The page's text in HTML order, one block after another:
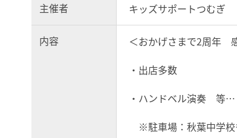
主催者 キッズサポートつむぎ
内容
＜おかげさまで2周年
・出店多数
・ハンドベル演奏 等…
※駐車場：秋葉中学校